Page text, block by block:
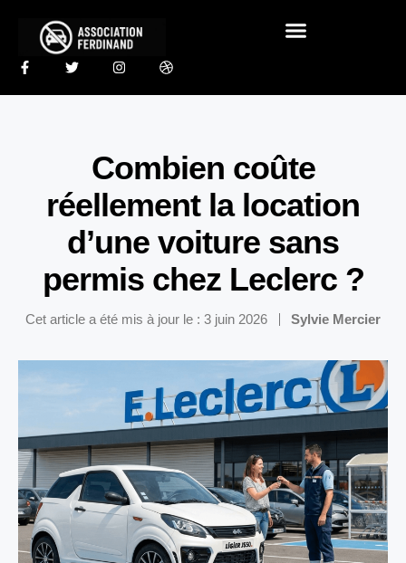
Combien coûte
réellement la location
d’une voiture sans
permis chez Leclerc ?
Cet article a été mis à jour le : 3 juin 2026 Sylvie Mercier